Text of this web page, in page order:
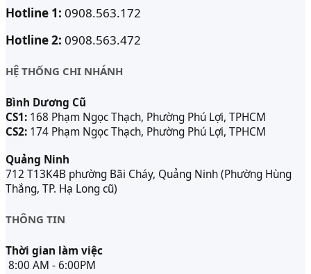
Hotline 1: 0908.563.172
Hotline 2: 0908.563.472
HỆ THỐNG CHI NHÁNH
Bình Dương Cũ
CS1: 168 Phạm Ngọc Thạch, Phường Phú Lợi, TPHCM
CS2: 174 Phạm Ngọc Thạch, Phường Phú Lợi, TPHCM
Quảng Ninh
712 T13K4B phường Bãi Cháy, Quảng Ninh (Phường Hùng
Thắng, TP. Hạ Long cũ)
THÔNG TIN
Thời gian làm việc
8:00 AM - 6:00PM